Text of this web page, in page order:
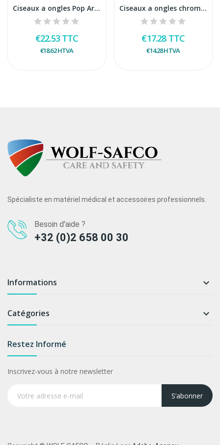
Ciseaux a ongles Pop Art Courbe blister
€22.53 TTC
€18.62HTVA
Ciseaux a ongles chrome courbes blister
€17.28 TTC
€14.28HTVA
Spécialiste en matériel médical et accessoires professionnels.
Besoin d'aide ?
+32 (0)2 658 00 30
Informations 
Catégories 
Restez Informé
Inscrivez-vous à notre newsletter
S’abonner